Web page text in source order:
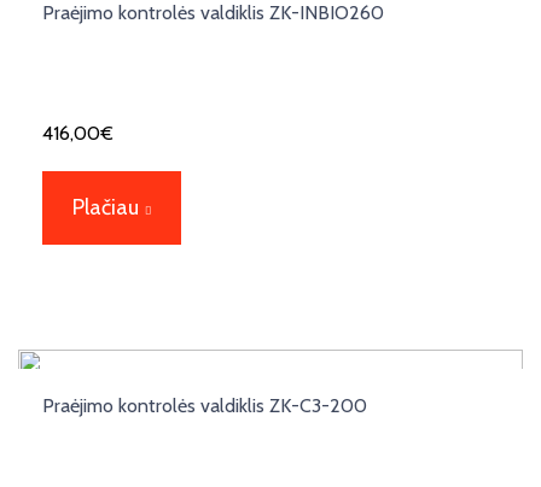
Praėjimo kontrolės valdiklis ZK-INBIO260
416,00€
Plačiau
Praėjimo kontrolės valdiklis ZK-C3-200